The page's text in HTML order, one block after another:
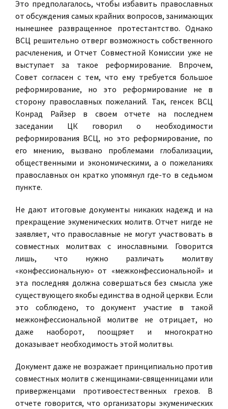
Это предполагалось, чтобы избавить православных
от обсуждения самых крайних вопросов, занимающих
нынешнее развращенное протестантство. Однако
ВСЦ решительно отверг возможность собственного
расчленения, и Отчет Совместной Комиссии уже не
выступает за такое реформирование. Впрочем,
Совет согласен с тем, что ему требуется большое
реформирование, но это реформирование не в
сторону православных пожеланий. Так, генсек ВСЦ
Конрад Райзер в своем отчете на последнем
заседании ЦК говорил о необходимости
реформирования ВСЦ, но это реформирование, по
его мнению, вызвано проблемами глобализации,
общественными и экономическими, а о пожеланиях
православных он кратко упомянул где-то в седьмом
пункте.
Не дают итоговые документы никаких надежд и на
прекращение экуменических молитв. Отчет нигде не
заявляет, что православные не могут участвовать в
совместных молитвах с инославными. Говорится
лишь, что нужно различать молитву
«конфессиональную» от «межконфессиональной» и
эта последняя должна совершаться без смысла уже
существующего якобы единства в одной церкви. Если
это соблюдено, то документ участие в такой
межконфессиональной молитве не отрицает, но
даже наоборот, поощряет и многократно
доказывает необходимость этой молитвы.
Документ даже не возражает принципиально против
совместных молитв с женщинами-священницами или
приверженцами противоестественных грехов. В
отчете говорится, что организаторы экуменических